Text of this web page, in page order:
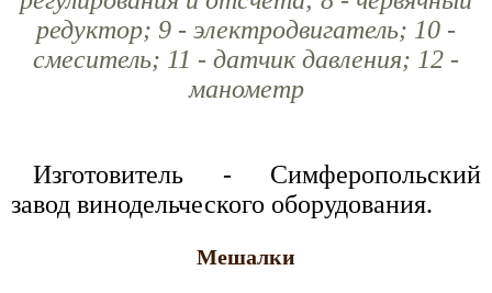
редуктор; 9 - электродвигатель; 10 -
смеситель; 11 - датчик давления; 12 -
манометр
Изготовитель - Симферопольский
завод винодельческого оборудования.
Мешалки